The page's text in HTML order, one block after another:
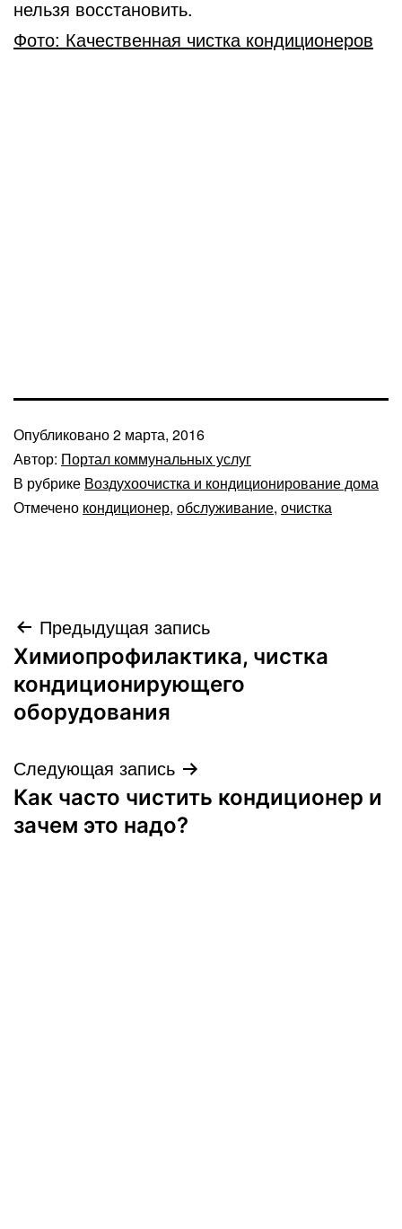
нельзя восстановить.
Фото: Качественная чистка кондиционеров
Опубликовано2 марта, 2016
Автор: Портал коммунальных услуг
В рубрике Воздухоочистка и кондиционирование дома
Отмечено кондиционер, обслуживание, очистка
Навигация
по
записям
Предыдущая запись
Химиопрофилактика, чистка
кондиционирующего
оборудования
Следующая запись
Как часто чистить кондиционер и
зачем это надо?